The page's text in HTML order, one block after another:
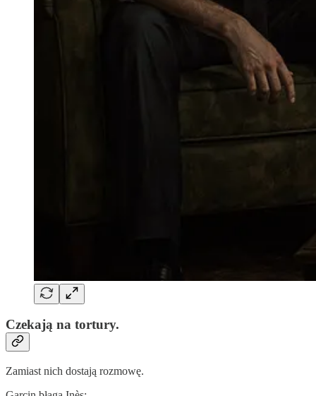
Czekają na tortury.
Zamiast nich dostają rozmowę.